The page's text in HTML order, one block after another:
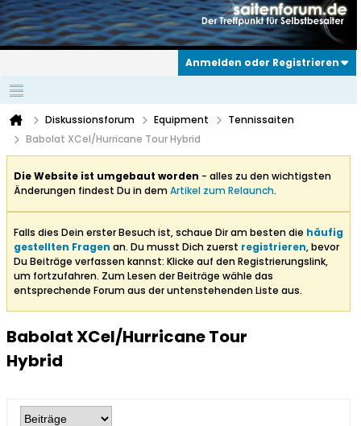
Anmelden oder Registrieren
Diskussionsforum Equipment
Tennissaiten
Babolat XCel/Hurricane Tour Hybrid
Die Website ist umgebaut worden - alles zu den wichtigsten
Änderungen findest Du in demArtikel zum Relaunch.
Falls dies Dein erster Besuch ist, schaue Dir am besten die häufig
gestellten Fragen an. Du musst Dich zuerst registrieren, bevor
Du Beiträge verfassen kannst: Klicke auf den Registrierungslink,
um fortzufahren. Zum Lesen der Beiträge wähle das
entsprechende Forum aus der untenstehenden Liste aus.
Babolat XCel/Hurricane Tour
Hybrid